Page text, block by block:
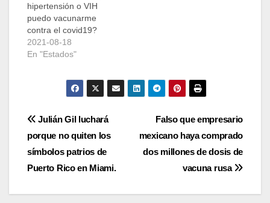
hipertensión o VIH
puedo vacunarme
contra el covid19?
2021-08-18
En "Estados"
Navegación
de
entradas
Falso que empresario
mexicano haya comprado
dos millones de dosis de
vacuna rusa
Julián Gil luchará
porque no quiten los
símbolos patrios de
Puerto Rico en Miami.